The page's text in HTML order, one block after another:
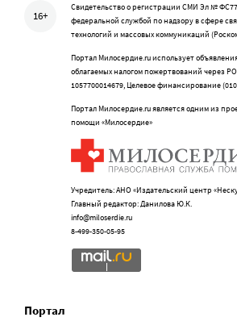
16+
Свидетельство о регистрации СМИ Эл №
федеральной службой по надзору в сфере
технологий и массовых коммуникаций
Портал Милосердие.ru использует
облагаемых налогом пожертвований через
1057700014679, Целевое финансирование
Портал Милосердие.ru является одним из
помощи «Милосердие»
Учредитель: АНО «Издательский центр
Главный редактор: Данилова Ю.К.
info@miloserdie.ru
8-499-350-05-95
Портал